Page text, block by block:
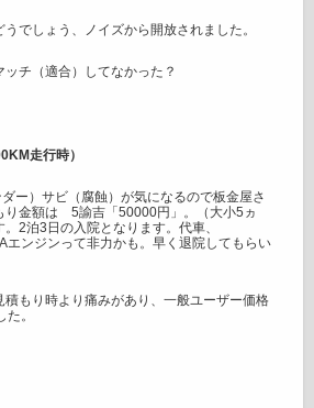
でしょう、ノイズから開放されました。
チ（適合）してなかった？
走行時）
ー）サビ（腐蝕）が気になるので板金屋さ
り金額は 5諭吉「50000円」。（大小5ヵ
2泊3日の入院となります。代車、
エンジンって非力かも。早く退院してもらい
もり時より痛みがあり、一般ユーザー価格
。